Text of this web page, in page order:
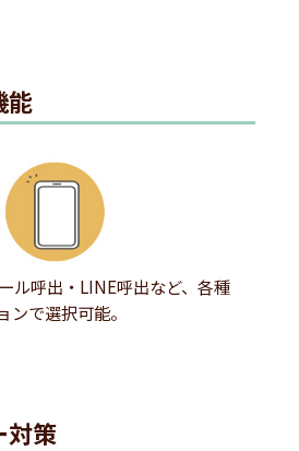
能
ル呼出・LINE呼出など、各種
ンで選択可能。
対策